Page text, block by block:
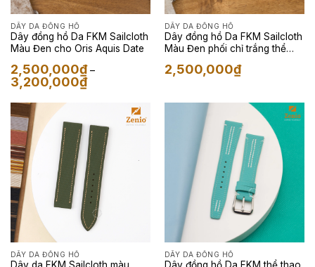
DÂY DA ĐỒNG HỒ
Dây đồng hồ Da FKM Sailcloth
Màu Đen cho Oris Aquis Date
2,500,000₫ –
3,200,000₫Khoảng
giá:
2,500,000₫
3,200,000₫
DÂY DA ĐỒNG HỒ
Dây đồng hồ Da FKM Sailcloth
Màu Đen phối chỉ trắng thể
2,500,000₫
DÂY DA ĐỒNG HỒ DÂY DA ĐỒNG HỒ